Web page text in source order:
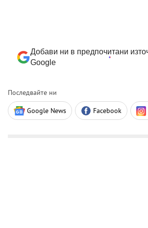
Добави ни в предпочитани
Google
Последвайте ни
Google News Facebook